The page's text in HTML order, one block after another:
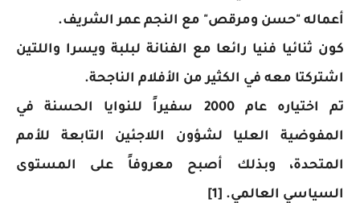
أعماله "حسن ومرقص" مع النجم عمر الشريف.
كون ثنائيا فنيا رائعا مع الفنانة لبلبة ويسرا واللتين
اشتركتا معه في الكثير من الأفلام الناجحة.
تم اختياره عام 2000 سفيراً للنوايا الحسنة في
المفوضية العليا لشؤون اللاجئين التابعة للأمم
المتحدة، وبذلك أصبح معروفاً على المستوى
السياسي العالمي. [1]